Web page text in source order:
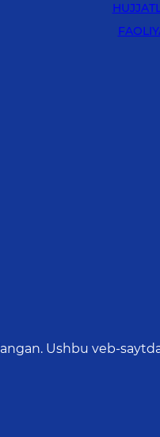
Ushbu veb-